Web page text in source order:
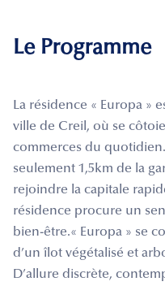
Le Programme
La résidence « Europa »
ville de Creil, où se
commerces du
seulement 1,5km de la
rejoindre la capitale
résidence procure un
bien-être.« Europa » se
d’un îlot végétalisé et
D’allure discrète,